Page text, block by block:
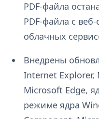
PDF-файла
PDF-файла с
облачных
Внедрены
Internet Explorer,
Microsoft Edge,
режиме ядра